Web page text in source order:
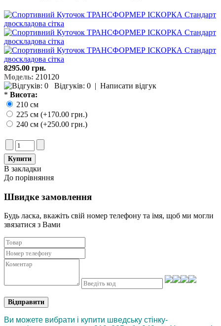
8295.00 грн.
Модель: 210120
Відгуків: 0 | Написати відгук
* Висота:
210 см
225 см (+170.00 грн.)
240 см (+250.00 грн.)
В закладки
До порівняння
Швидке замовлення
Будь ласка, вкажіть свій номер телефону та iмя, щоб ми могли
звязатися з Вами
Відправити
Ви можете вибрати і купити шведську стінку-